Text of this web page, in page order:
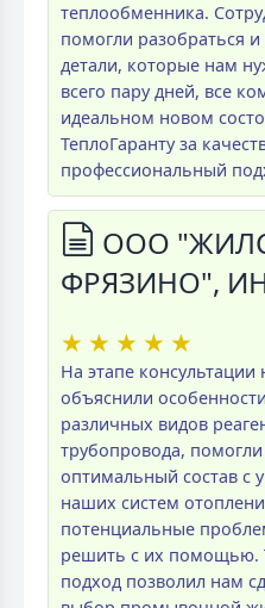
теплообменника.
помогли разобраться
детали, которые нам
всего пару дней, все
идеальном новом
ТеплоГаранту за
профессиональный
ООО
ФРЯЗИНО",
★ ★ ★ ★ ★
На этапе
объяснили
различных видов
трубопровода,
оптимальный состав с
наших систем
потенциальные
решить с их помощью.
подход позволил нам